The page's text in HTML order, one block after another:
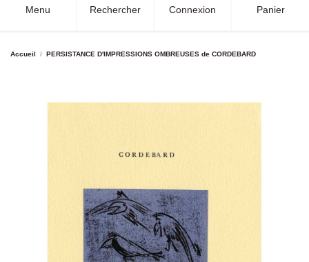
Menu Rechercher Connexion Panier
Accueil PERSISTANCE D'IMPRESSIONS OMBREUSES de CORDEBARD